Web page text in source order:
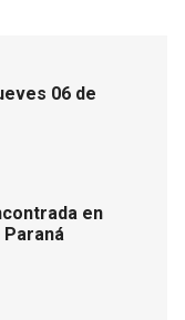
06 de
en